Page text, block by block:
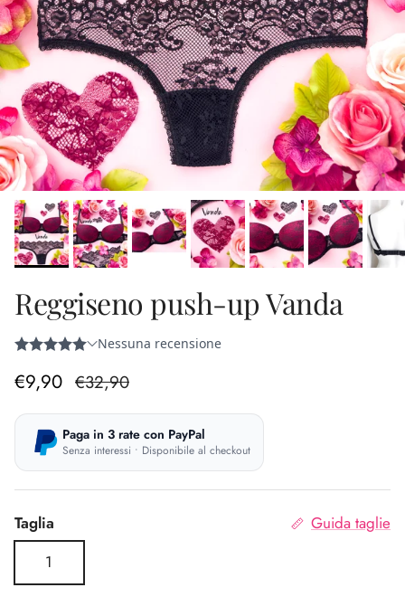
Reggiseno push-up Vanda
Prezzo di vendita
€9,90 Prezzo normale
€32,90
Paga in 3 rate con PayPal
Senza interessi • Disponibile al checkout
Taglia
Guida taglie
1